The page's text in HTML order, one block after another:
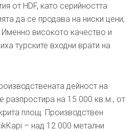
от HDF, като серийността
да се продава на ниски цени,
високото качество и
турските входни врати на
дейност на
разпростира на 15 000 кв.м., от
площ. Производствен
– над 12 000 метални